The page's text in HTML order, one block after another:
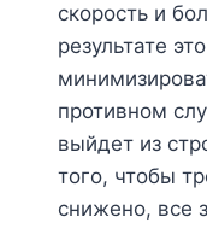
скорость и
результате
противном
выйдет из
того, чтобы
снижено, все